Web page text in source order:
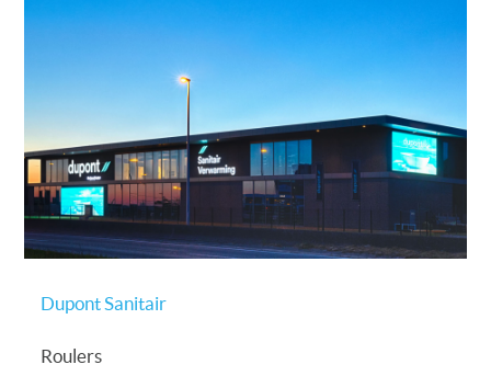
Dupont Sanitair
Roulers